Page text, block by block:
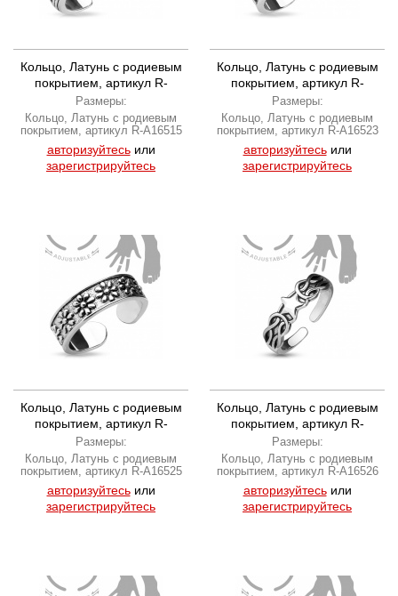
Кольцо, Латунь с родиевым
покрытием, артикул R-
A16515
Размеры:
Кольцо, Латунь с родиевым
покрытием, артикул R-A16515
авторизуйтесьили
зарегистрируйтесь
Кольцо, Латунь с родиевым
покрытием, артикул R-
A16523
Размеры:
Кольцо, Латунь с родиевым
покрытием, артикул R-A16523
авторизуйтесьили
зарегистрируйтесь
Кольцо, Латунь с родиевым
покрытием, артикул R-
A16525
Размеры:
Кольцо, Латунь с родиевым
покрытием, артикул R-A16525
авторизуйтесьили
зарегистрируйтесь
Кольцо, Латунь с родиевым
покрытием, артикул R-
A16526
Размеры:
Кольцо, Латунь с родиевым
покрытием, артикул R-A16526
авторизуйтесьили
зарегистрируйтесь